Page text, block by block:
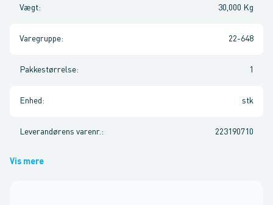
Vægt: 30,000 Kg
Varegruppe: 22-648
Pakkestørrelse: 1
Enhed : stk
Leverandørens varenr. : 223190710
Vis mere